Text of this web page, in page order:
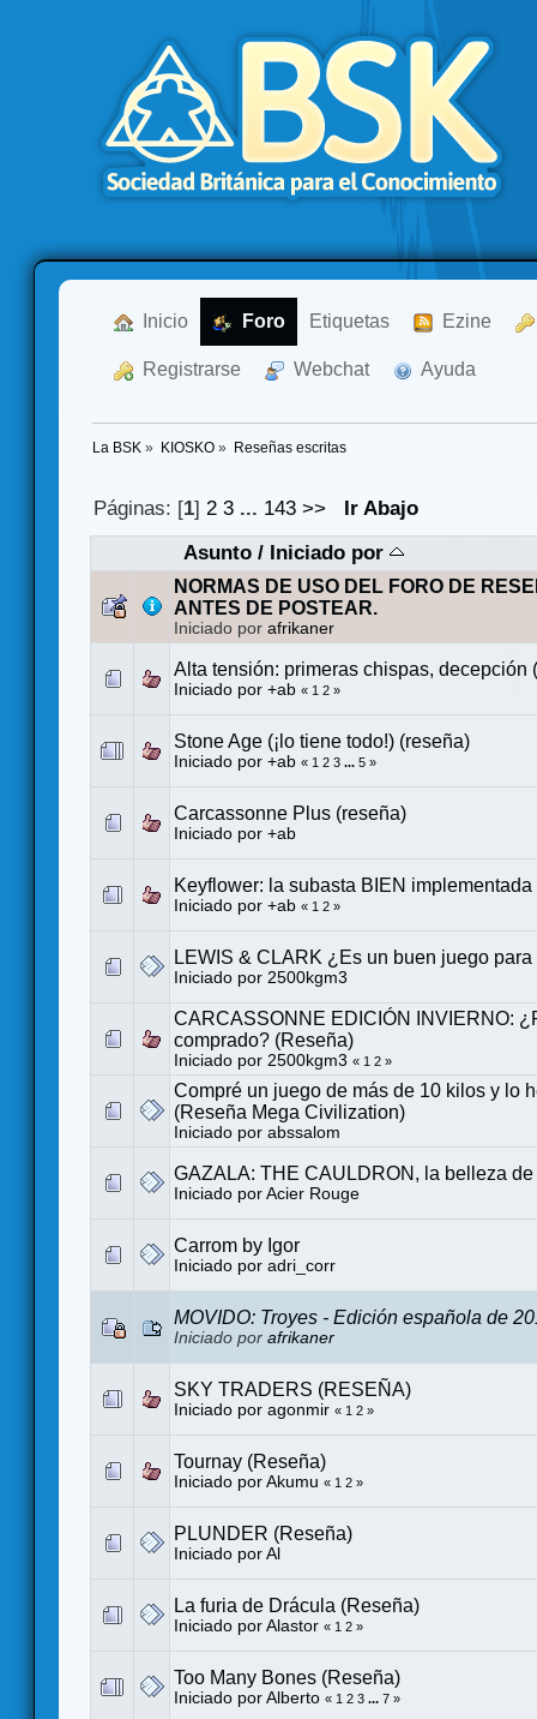
Inicio Foro Etiquetas Ezine
Registrarse Webchat Ayuda
La BSK » KIOSKO» Reseñas escritas
Páginas: [1]2 3 ... 143 >>
Ir Abajo
Asunto/ Iniciado por
NORMAS DE USO DEL FORO DE
ANTES DE POSTEAR.
Iniciado por afrikaner
Alta tensión: primeras chispas, decepción
Iniciado por +ab « 1 2 »
Stone Age (¡lo tiene todo!) (reseña)
Iniciado por +ab « 1 2 3 ... 5 »
Carcassonne Plus (reseña)
Iniciado por +ab
Keyflower: la subasta BIEN
Iniciado por +ab « 1 2 »
LEWIS & CLARK ¿Es un buen juego
Iniciado por 2500kgm3
CARCASSONNE EDICIÓN INVIERNO:
comprado? (Reseña)
Iniciado por 2500kgm3 « 1 2 »
Compré un juego de más de 10 kilos y lo
(Reseña Mega Civilization)
Iniciado por abssalom
GAZALA: THE CAULDRON, la belleza
Iniciado por Acier Rouge
Carrom by Igor
Iniciado por adri_corr
MOVIDO: Troyes - Edición española de
Iniciado por afrikaner
SKY TRADERS (RESEÑA)
Iniciado por agonmir « 1 2 »
Tournay (Reseña)
Iniciado por Akumu « 1 2 »
PLUNDER (Reseña)
Iniciado por Al
La furia de Drácula (Reseña)
Iniciado por Alastor « 1 2 »
Too Many Bones (Reseña)
Iniciado por Alberto « 1 2 3 ... 7 »